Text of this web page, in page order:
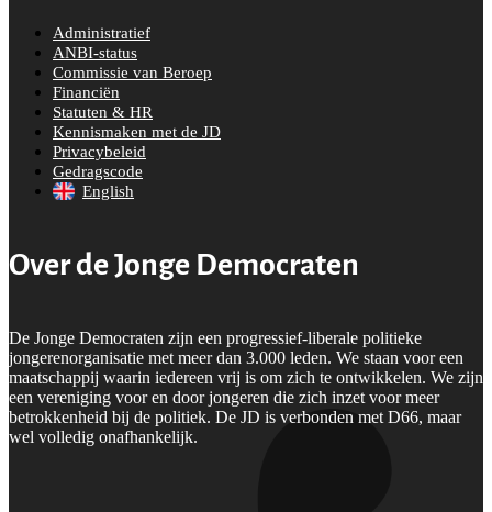
Administratief
ANBI-status
Commissie van Beroep
Financiën
Statuten & HR
Kennismaken met de JD
Privacybeleid
Gedragscode
English
Over de Jonge Democraten
De Jonge Democraten zijn een progressief-liberale politieke
jongerenorganisatie met meer dan 3.000 leden. We staan voor een
maatschappij waarin iedereen vrij is om zich te ontwikkelen. We zijn
een vereniging voor en door jongeren die zich inzet voor meer
betrokkenheid bij de politiek. De JD is verbonden met D66, maar
wel volledig onafhankelijk.